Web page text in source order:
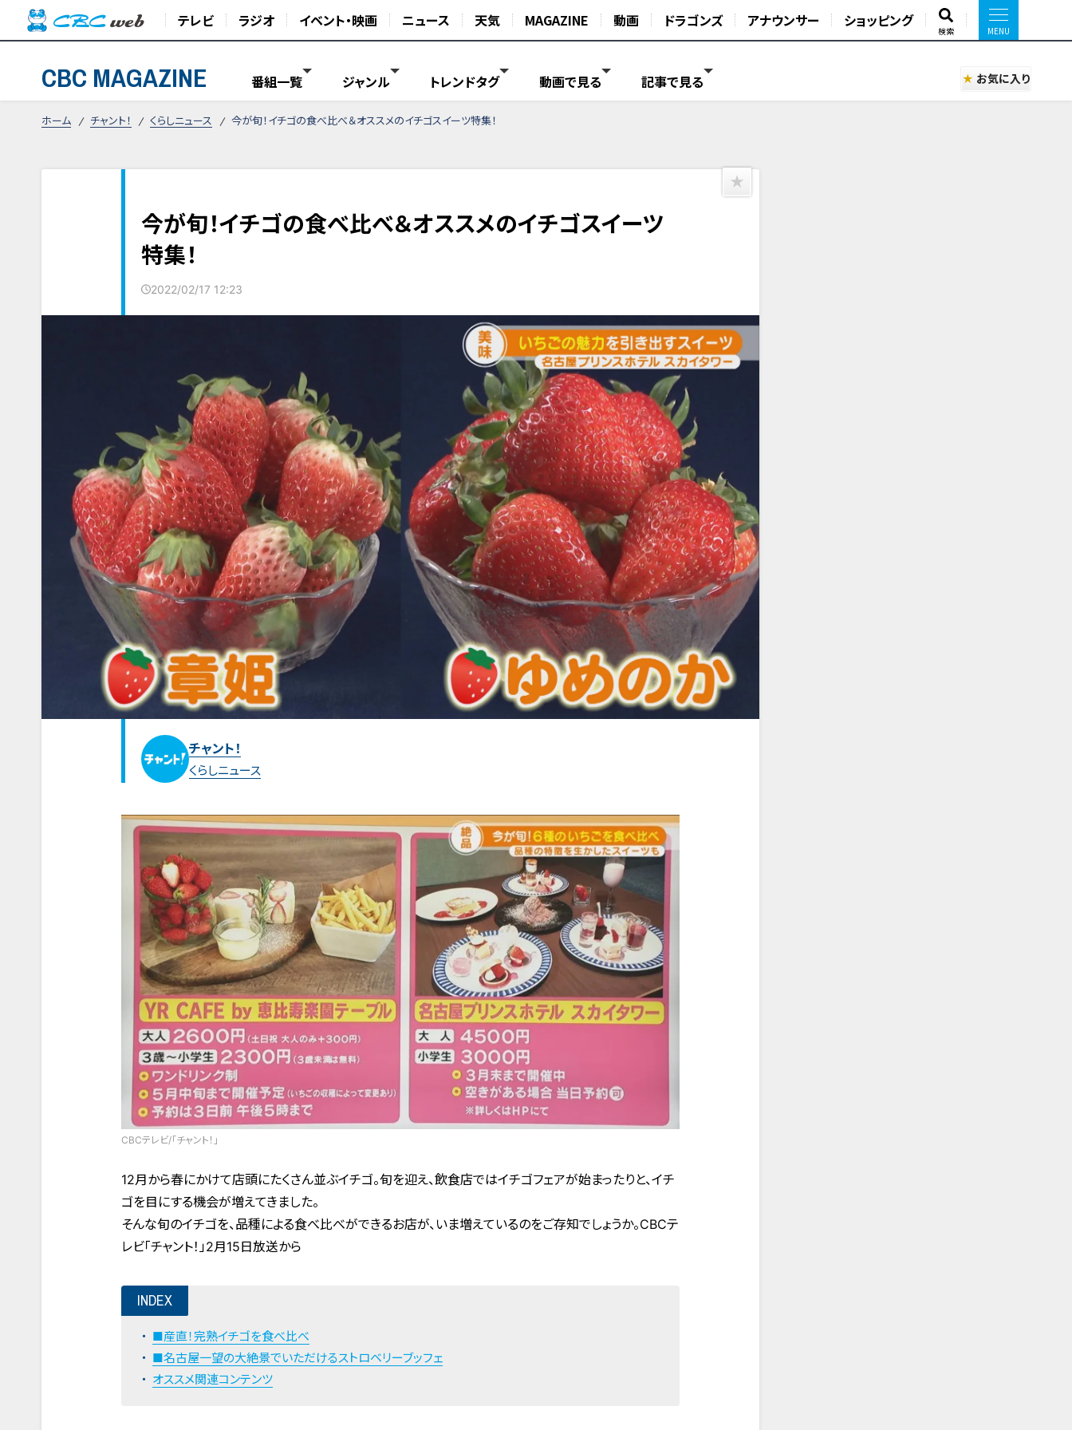
テレビ ラジオ イベント・映画 ニュース 天気 MAGAZINE 動画 ドラゴンズ アナウンサー ショッピング
検索
CBC MAGAZINE 番組一覧 ジャンル トレンドタグ 動画で見る 記事で見る お気に入り
ホーム チャント！ くらしニュース 今が旬！イチゴの食べ比べ＆オススメのイチゴスイーツ特集！
今が旬！イチゴの食べ比べ＆オススメのイチゴスイーツ
特集！
2022/02/17 12:23
チャント！
くらしニュース
CBCテレビ/「チャント！」
12月から春にかけて店頭にたくさん並ぶイチゴ。旬を迎え、飲食店ではイチゴフェアが始まったりと、イチ
ゴを目にする機会が増えてきました。
そんな旬のイチゴを、品種による食べ比べができるお店が、いま増えているのをご存知でしょうか。CBCテ
レビ「チャント！」2月15日放送から
INDEX
■産直！完熟イチゴを食べ比べ
■名古屋一望の大絶景でいただけるストロベリーブッフェ
オススメ関連コンテンツ